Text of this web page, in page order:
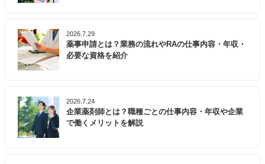
2026.7.29
薬事申請とは？業務の流れやRAの仕事内容・年収・
必要な資格を紹介
2026.7.24
企業薬剤師とは？職種ごとの仕事内容・年収や企業
で働くメリットを解説